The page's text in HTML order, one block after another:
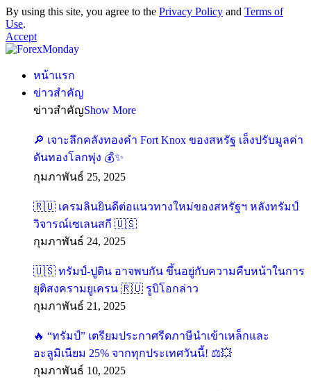
By using this site, you agree to the Privacy Policy and Terms of
Use.
Accept
หน้าแรก
ข่าวสำคัญ
ข่าวสำคัญShow More
เจาะลึกคลังทองคำ Fort Knox ของสหรัฐ เล็งปรับมูลค่า
ดันทองโลกพุ่ง
กุมภาพันธ์ 25, 2025
เครมลินยินดีต่อแนวทางใหม่ของสหรัฐฯ หลังทรัมป์
วิจารณ์เซเลนสกี
กุมภาพันธ์ 24, 2025
ทรัมป์-ปูติน อาจพบกัน ขึ้นอยู่กับความคืบหน้าในการ
ยุติสงครามยูเครน
รูบิโอกล่าว
กุมภาพันธ์ 21, 2025
“ทรัมป์” เตรียมประกาศรีดภาษีนำเข้าเหล็กและ
อะลูมิเนียม 25% จากทุกประเทศวันนี้!
กุมภาพันธ์ 10, 2025